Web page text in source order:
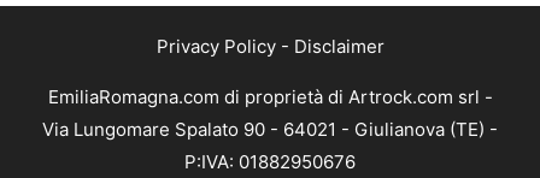
Privacy Policy- Disclaimer
EmiliaRomagna.com di proprietà di Artrock.com srl -
Via Lungomare Spalato 90 - 64021 - Giulianova (TE) -
P:IVA: 01882950676